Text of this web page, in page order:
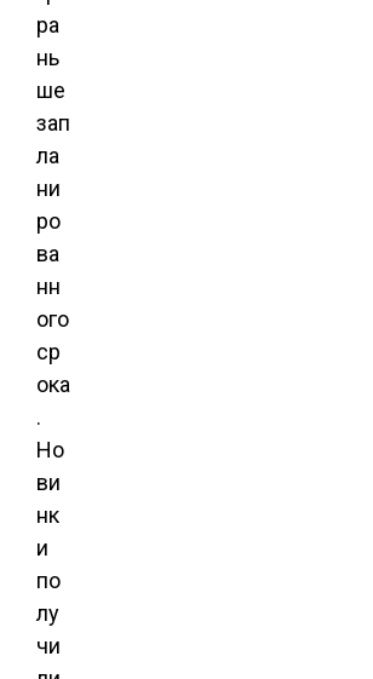
ра
нь
ше
зап
ла
ни
ро
ва
нн
ого
ср
ока
.
Но
ви
нк
и
по
лу
чи